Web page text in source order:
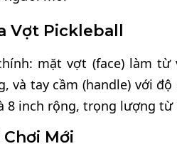
Vợt Pickleball
mặt vợt (face) làm
và tay cầm (handle) với
8 inch rộng, trọng lượng từ
Mới